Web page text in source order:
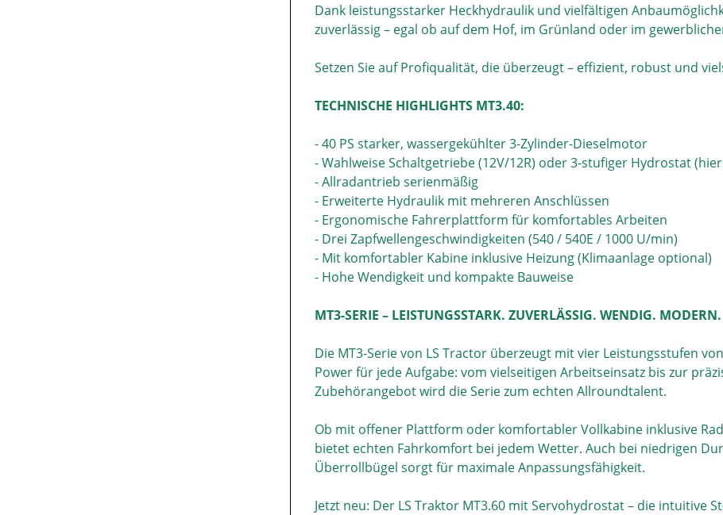
Dank leistungsstarker Heckhydraulik und vielfältigen
zuverlässig – egal ob auf dem Hof, im Grünland oder im
Setzen Sie auf Profiqualität, die überzeugt – effizient, robust und
TECHNISCHE HIGHLIGHTS MT3.40:
- 40 PS starker, wassergekühlter 3-Zylinder-Dieselmotor
- Wahlweise Schaltgetriebe (12V/12R) oder 3-stufiger Hydrostat
- Allradantrieb serienmäßig
- Erweiterte Hydraulik mit mehreren Anschlüssen
- Ergonomische Fahrerplattform für komfortables Arbeiten
- Drei Zapfwellengeschwindigkeiten (540 / 540E / 1000 U/min)
- Mit komfortabler Kabine inklusive Heizung (Klimaanlage optional)
- Hohe Wendigkeit und kompakte Bauweise
MT3-SERIE – LEISTUNGSSTARK. ZUVERLÄSSIG. WENDIG. MODERN.
Die MT3-Serie von LS Tractor überzeugt mit vier Leistungsstufen
Power für jede Aufgabe: vom vielseitigen Arbeitseinsatz bis zur
Zubehörangebot wird die Serie zum echten Allroundtalent.
Ob mit offener Plattform oder komfortabler Vollkabine inklusive
bietet echten Fahrkomfort bei jedem Wetter. Auch bei niedrigen
Überrollbügel sorgt für maximale Anpassungsfähigkeit.
Jetzt neu: Der LS Traktor MT3.60 mit Servohydrostat – die intuitive